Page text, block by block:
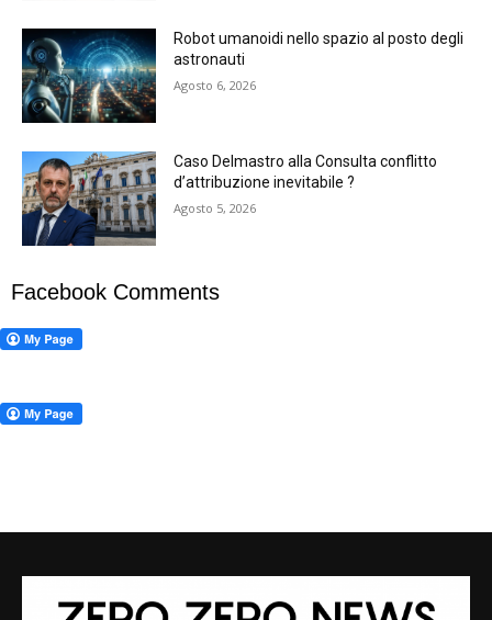
Robot umanoidi nello spazio al posto degli
astronauti
Agosto 6, 2026
Caso Delmastro alla Consulta conflitto
d’attribuzione inevitabile ?
Agosto 5, 2026
Facebook Comments